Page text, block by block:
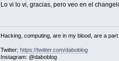
Lo vi lo vi, gracias, pero veo en el
Hacking, computing, are in my blood, are a
Twitter; https://twitter.com/daboblog
Instagram: @daboblog